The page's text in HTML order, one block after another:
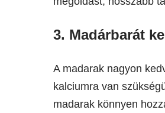
3. Madárbarát
A madarak nagyon
kalciumra van
madarak könnyen